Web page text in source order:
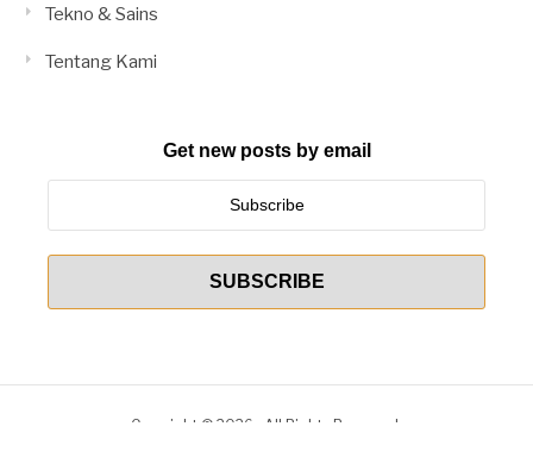
Tekno & Sains
Tentang Kami
Get new posts by email
Copyright © 2026 . All Rights Reserved.